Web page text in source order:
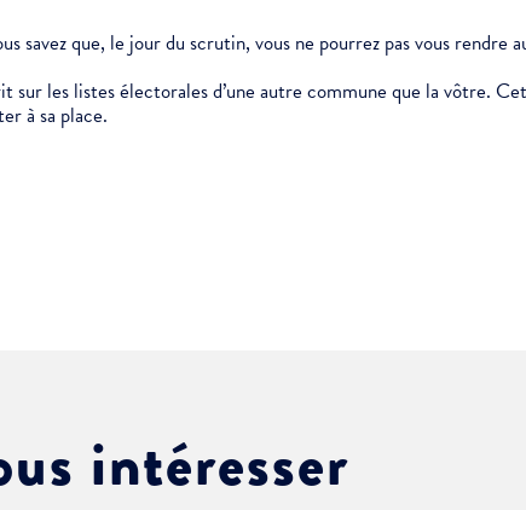
savez que, le jour du scrutin, vous ne pourrez pas vous rendre
les listes électorales d’une autre commune que la vôtre.
à sa place.
intéresser